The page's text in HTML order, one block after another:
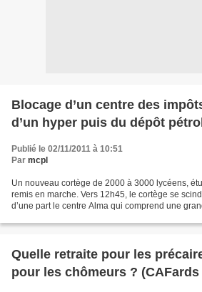
Blocage d’un centre des
d’un hyper puis du dépôt
Publié le 02/11/2011 à 10:51
Par mcpl
Un nouveau cortège de 2000 à 3000 lycéens,
remis en marche. Vers 12h45, le cortège se
d’une part le centre Alma qui comprend une
Quelle retraite pour les
pour les chômeurs ?